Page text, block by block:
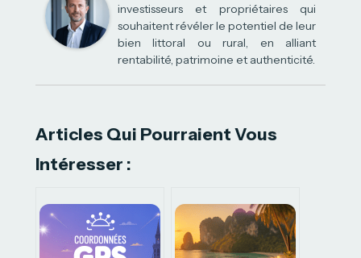
investisseurs et propriétaires qui
souhaitent révéler le potentiel de leur
bien littoral ou rural, en alliant
rentabilité, patrimoine et authenticité.
Articles Qui Pourraient Vous
Intéresser :